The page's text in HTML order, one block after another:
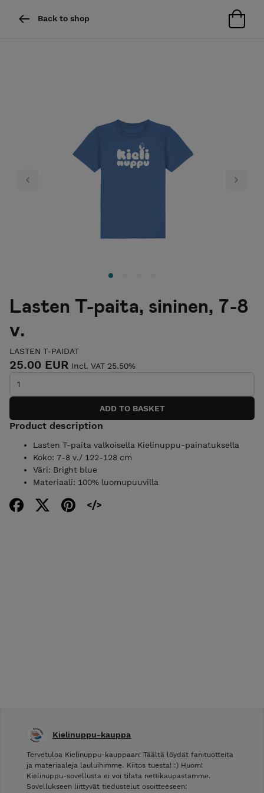
Back to shop
Previous Next
Lasten T-paita, sininen, 7-8
v.
LASTEN T-PAIDAT
25.00 EUR Incl. VAT 25.50%
Product description
Lasten T-paita valkoisella Kielinuppu-painatuksella
Koko: 7-8 v./ 122-128 cm
Väri: Bright blue
Materiaali: 100% luomupuuvilla
Kielinuppu-kauppa
Tervetuloa Kielinuppu-kauppaan! Täältä löydät fanituotteita
ja materiaaleja lauluihimme. Kiitos tuesta! :) Huom!
Kielinuppu-sovellusta ei voi tilata nettikaupastamme.
Sovellukseen liittyvät tiedustelut osoitteeseen: